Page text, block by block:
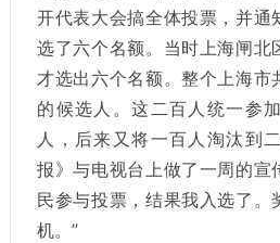
开代表大会搞全体投票，并通
选了六个名额。当时上海闸北
才选出六个名额。整个上海市
的候选人。这二百人统一参
人，后来又将一百人淘汰到
报》与电视台上做了一周的宣
民参与投票，结果我入选了。
机。”